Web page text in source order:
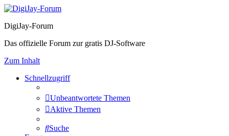
DigiJay-Forum
Das offizielle Forum zur gratis DJ-Software
Zum Inhalt
Schnellzugriff
Unbeantwortete Themen
Aktive Themen
Suche